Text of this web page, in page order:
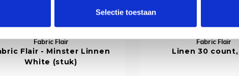
Selectie toestaan
Fabric Flair
Flair - Minster Linnen
White (stuk)
Fabric Flair
Linen 30 count,